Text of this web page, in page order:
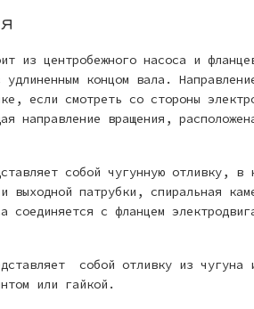
из центробежного насоса и
удлиненным концом вала.
если смотреть со стороны
направление вращения,
собой чугунную отливку, в
выходной патрубки, спиральная
соединяется с фланцем
собой отливку из чугуна
или гайкой.